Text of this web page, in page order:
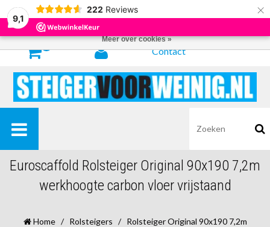
9,1
222 Reviews ×
Contact
Euroscaffold Rolsteiger Original 90x190 7,2m
werkhoogte carbon vloer vrijstaand
Home / Rolsteigers / Rolsteiger Original 90x190 7,2m
Door het gebruiken van onze website, ga je akkoord met het gebruik van
cookies om onze website te verbeteren.
Meer over cookies »